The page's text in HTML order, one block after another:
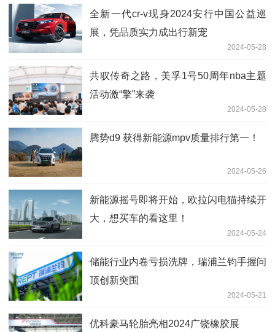
全新一代cr-v现身2024安行中国公益巡
展，凭品质实力成出行新宠
2024-05-28
共驭传奇之路，美孚1号50周年nba主题
活动激“擎”来袭
2024-05-28
腾势d9 获得新能源mpv质量排行第一！
2024-05-26
新能源摇号即将开始，欧拉闪电猫持续开
大，想买车的看这里！
2024-05-24
储能行业内卷亏损洗牌，瑞浦兰钧手握问
顶创新突围
2024-05-21
优科豪马轮胎亮相2024广饶橡胶展